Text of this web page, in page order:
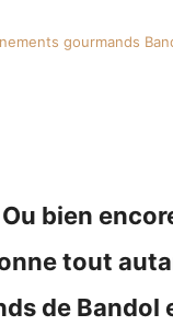
gourmands
bien
tout
de Bandol